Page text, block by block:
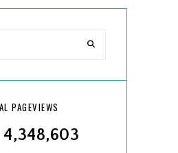
PAGEVIEWS
4,348,603